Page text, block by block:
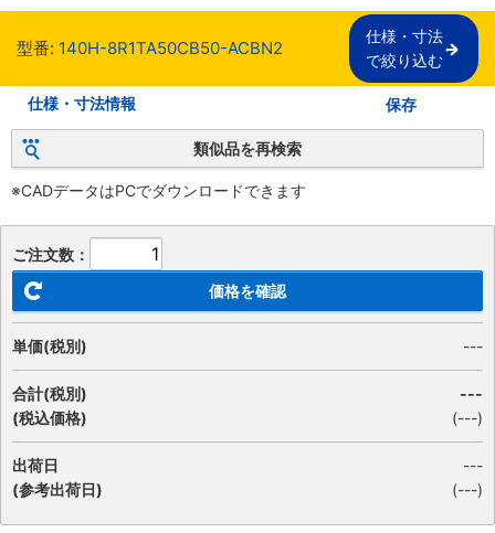
型番: 140H-8R1TA50CB50-ACBN2
仕様・寸法
で絞り込む
仕様・寸法情報 保存
類似品を再検索
※CADデータはPCでダウンロードできます
ご注文数：
価格を確認
単価(税別) ---
合計(税別)
(税込価格)
---
(---)
出荷日
(参考出荷日)
---
(---)